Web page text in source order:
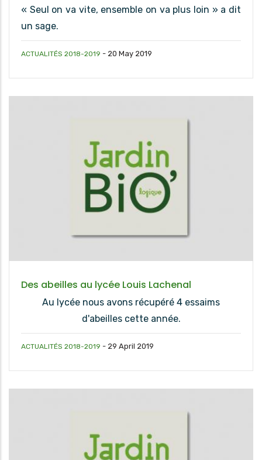
« Seul on va vite, ensemble on va plus loin » a dit
un sage.
ACTUALITÉS 2018-2019 - 20 May 2019
Des abeilles au lycée Louis Lachenal
Au lycée nous avons récupéré 4 essaims
d'abeilles cette année.
ACTUALITÉS 2018-2019 - 29 April 2019